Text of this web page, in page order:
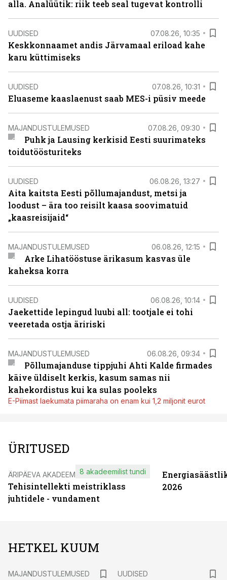
alla. Analüütik: riik teeb seal tugevat kontrolli
UUDISED 07.08.26, 10:35
Keskkonnaamet andis Järvamaal eriload kahe
karu küttimiseks
UUDISED 07.08.26, 10:31
Eluaseme kaaslaenust saab MES-i püsiv meede
MAJANDUSTULEMUSED 07.08.26, 09:30
Puhk ja Lausing kerkisid Eesti suurimateks
toidutöösturiteks
UUDISED 06.08.26, 13:27
Aita kaitsta Eesti põllumajandust, metsi ja
loodust – ära too reisilt kaasa soovimatuid
„kaasreisijaid“
MAJANDUSTULEMUSED 06.08.26, 12:15
Arke Lihatööstuse ärikasum kasvas üle
kaheksa korra
UUDISED 06.08.26, 10:14
Jaekettide lepingud luubi all: tootjale ei tohi
veeretada ostja äririski
MAJANDUSTULEMUSED 06.08.26, 09:34
Põllumajanduse tippjuhi Ahti Kalde firmades
käive üldiselt kerkis, kasum samas nii
kahekordistus kui ka sulas pooleks
E-Piimast laekumata piimaraha on enam kui 1,2 miljonit eurot
ÜRITUSED
ÄRIPÄEVA AKADEEMIA
Tehisintellekti meistriklass
juhtidele - vundament
8 akadeemilist tundi
2026
HETKEL KUUM
MAJANDUSTULEMUSED
UUDISED